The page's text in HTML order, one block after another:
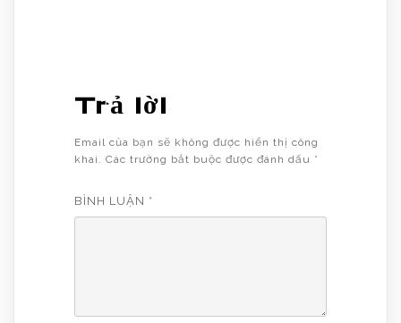
Trả lời
Email của bạn sẽ không được hiển thị công
khai. Các trường bắt buộc được đánh dấu *
BÌNH LUẬN *